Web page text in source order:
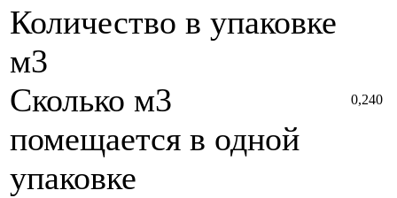
Количество в упаковке
м3
Сколько м3
помещается в одной
упаковке
0,240